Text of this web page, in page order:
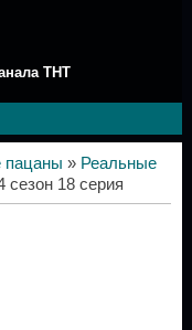
ТНТ
пацаны » Реальные
18 серия